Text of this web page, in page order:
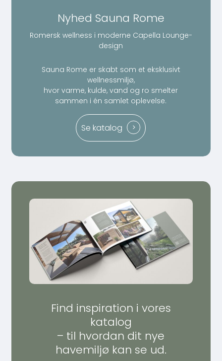
Nyhed Sauna Rome
Romersk wellness i moderne Capella Lounge-
design
Sauna Rome er skabt som et eksklusivt
wellnessmiljø,
hvor varme, kulde, vand og ro smelter
sammen i én samlet oplevelse.
Se katalog
Find inspiration i vores
katalog
– til hvordan dit nye
havemiljø kan se ud.